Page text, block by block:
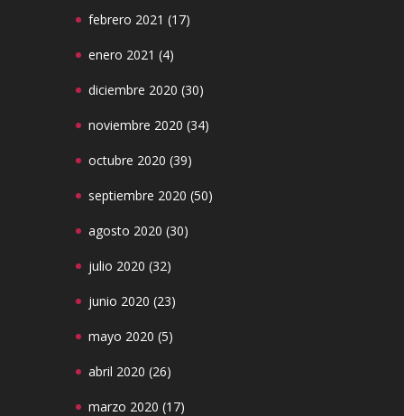
febrero 2021 (17)
enero 2021 (4)
diciembre 2020 (30)
noviembre 2020 (34)
octubre 2020 (39)
septiembre 2020 (50)
agosto 2020 (30)
julio 2020 (32)
junio 2020 (23)
mayo 2020 (5)
abril 2020 (26)
marzo 2020 (17)